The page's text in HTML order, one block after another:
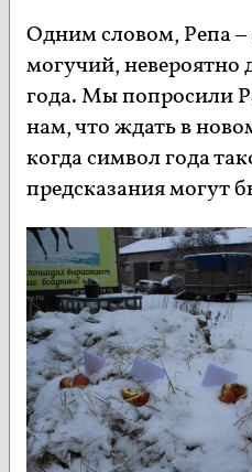
Одним словом, Репа –
могучий,
года. Мы попросили
нам, что ждать в
когда символ года
предсказания могут